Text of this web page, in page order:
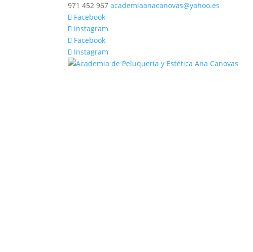
971 452 967 academiaanacanovas@yahoo.es
Facebook
Instagram
Facebook
Instagram